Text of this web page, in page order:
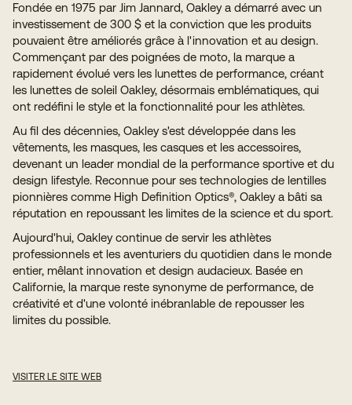
Fondée en 1975 par Jim Jannard, Oakley a démarré avec un
investissement de 300 $ et la conviction que les produits
pouvaient être améliorés grâce à l'innovation et au design.
Commençant par des poignées de moto, la marque a
rapidement évolué vers les lunettes de performance, créant
les lunettes de soleil Oakley, désormais emblématiques, qui
ont redéfini le style et la fonctionnalité pour les athlètes.
Au fil des décennies, Oakley s'est développée dans les
vêtements, les masques, les casques et les accessoires,
devenant un leader mondial de la performance sportive et du
design lifestyle. Reconnue pour ses technologies de lentilles
pionnières comme High Definition Optics®, Oakley a bâti sa
réputation en repoussant les limites de la science et du sport.
Aujourd'hui, Oakley continue de servir les athlètes
professionnels et les aventuriers du quotidien dans le monde
entier, mêlant innovation et design audacieux. Basée en
Californie, la marque reste synonyme de performance, de
créativité et d'une volonté inébranlable de repousser les
limites du possible.
VISITER LE SITE WEB